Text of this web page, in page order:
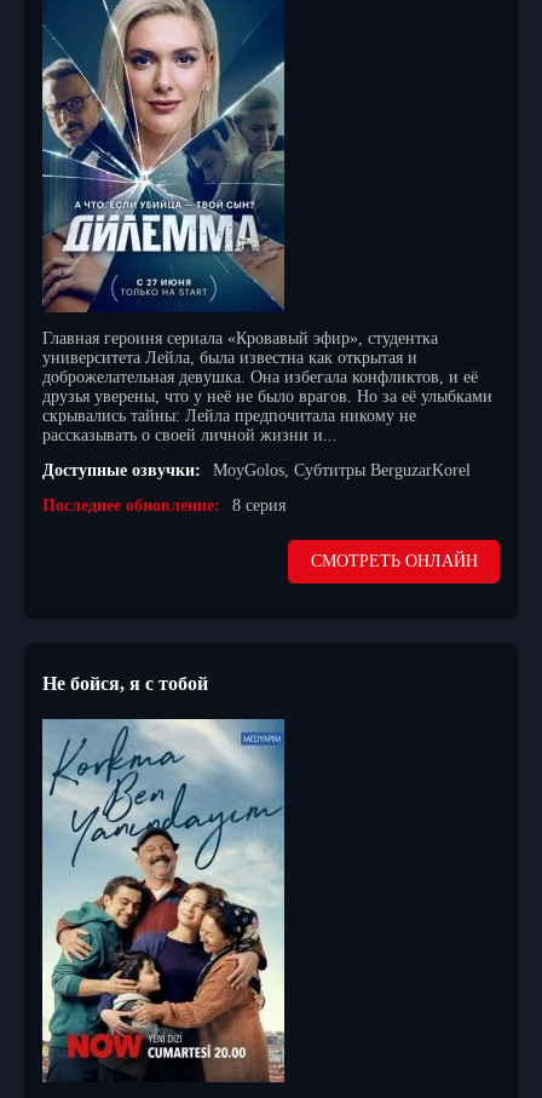
Главная героиня сериала «Кровавый эфир», студентка
университета Лейла, была известна как открытая и
доброжелательная девушка. Она избегала конфликтов, и её
друзья уверены, что у неё не было врагов. Но за её улыбками
скрывались тайны: Лейла предпочитала никому не
рассказывать о своей личной жизни и...
Доступные озвучки:
MoyGolos, Субтитры BerguzarKorel
Последнее обновление:
8 серия
СМОТРЕТЬ ОНЛАЙН
Не бойся, я с тобой